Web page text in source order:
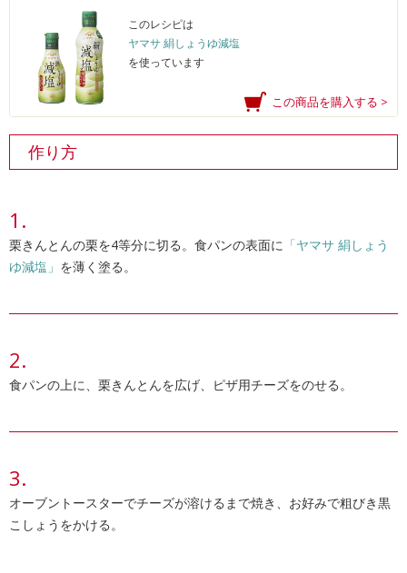
このレシピは
ヤマサ 絹しょうゆ減塩
を使っています
この商品を購入する >
作り方
栗きんとんの栗を4等分に切る。食パンの表面に 「ヤマサ 絹しょう
ゆ減塩」 を薄く塗る。
食パンの上に、栗きんとんを広げ、ピザ用チーズをのせる。
オーブントースターでチーズが溶けるまで焼き、お好みで粗びき黒
こしょうをかける。